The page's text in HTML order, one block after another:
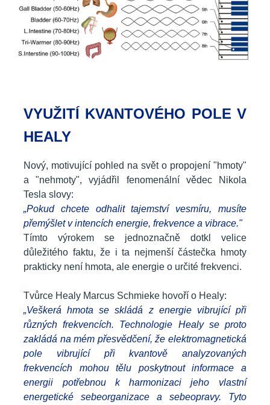
VYUŽITÍ KVANTOVÉHO POLE V
HEALY
Nový, motivující pohled na svět o propojení "hmoty"
a "nehmoty", vyjádřil fenomenální vědec Nikola
Tesla slovy:
„Pokud chcete odhalit tajemství vesmíru, musíte
přemýšlet v intencích energie, frekvence a vibrace."
Tímto výrokem se jednoznačně dotkl velice
důležitého faktu, že i ta nejmenší částečka hmoty
prakticky není hmota, ale energie o určité frekvenci.
Tvůrce Healy Marcus Schmieke hovoří o Healy:
„Veškerá hmota se skládá z energie vibrující při
různých frekvencích. Technologie Healy se proto
zakládá na mém přesvědčení, že elektromagnetická
pole vibrující při kvantově analyzovaných
frekvencích mohou tělu poskytnout informace a
energii potřebnou k harmonizaci jeho vlastní
energetické sebeorganizace a sebeopravy. Tyto